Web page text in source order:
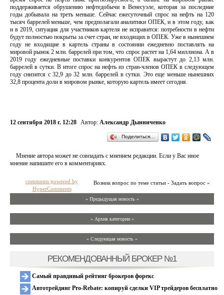
поддерживается обрушению нефтедобычи в Венесуэле, которая за последние
годы добывала на треть меньше. Сейчас ежесуточный спрос на нефть на 120
тысяч баррелей меньше, чем предполагали аналитики ОПЕК, и в этом году, как
и в 2019, ситуация для участников картеля не исправится: потребности в нефти
будут полностью покрыты за счет стран, не входящих в ОПЕК. Уже в нынешнем
году не входящие в картель страны в состоянии ежедневно поставлять на
мировой рынок 2 млн. баррелей при том, что спрос растет на 1,64 миллиона. А в
2019 году ежедневные поставки конкурентов ОПЕК вырастут до 2,13 млн.
баррелей в сутки. В итоге спрос на нефть из стран-членов ОПЕК в следующем
году снизится с 32,9 до 32 млн. баррелей в сутки. Это еще меньше нынешних
32,8 процента доли в мировом рынке, которую картель имеет сегодня.
12 сентября 2018 г. 12:28 Автор: Александр Дынниченко
Поделиться…
Мнение автора может не совпадать с мнением редакции. Если у Вас иное
мнение напишите его в комментариях.
Возник вопрос по теме статьи - Задать вопрос »
comments powered by
HyperComments
« Предыдущая новость «
» Архив категории «
» Следующая новость »
РЕКОМЕНДОВАННЫЙ БРОКЕР №1
Самый правдивый рейтинг брокеров форекс
Автотрейдинг Pro-Rebate: копируй сделки VIP трейдеров бесплатно